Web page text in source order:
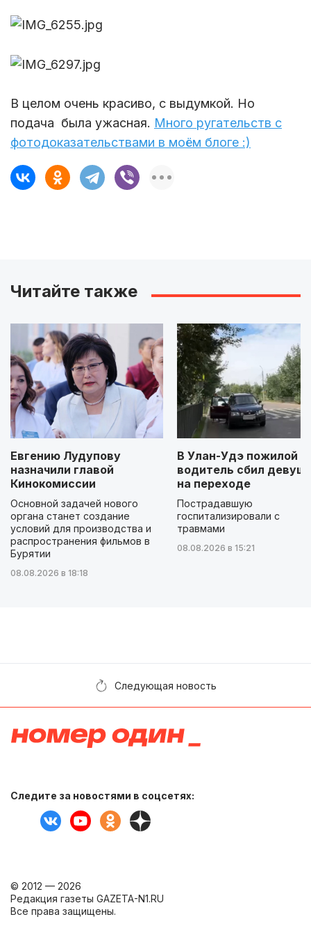
В целом очень красиво, с выдумкой. Но
подача была ужасная. Много ругательств с
фотодоказательствами в моём блоге :)
Читайте также
Евгению Лудупову
назначили главой
Кинокомиссии
Основной задачей нового
органа станет создание
условий для производства и
распространения фильмов в
Бурятии
08.08.2026 в 18:18
В Улан-Удэ пожилой
водитель сбил
на переходе
Пострадавшую
госпитализировали с
травмами
08.08.2026 в 15:21
Следующая новость
Следите за новостями в соцсетях:
© 2012 — 2026
Редакция газеты GAZETA-N1.RU
Все права защищены.